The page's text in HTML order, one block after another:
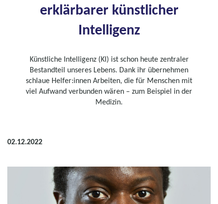
erklärbarer künstlicher
Intelligenz
Künstliche Intelligenz (KI) ist schon heute zentraler
Bestandteil unseres Lebens. Dank ihr übernehmen
schlaue Helfer:innen Arbeiten, die für Menschen mit
viel Aufwand verbunden wären – zum Beispiel in der
Medizin.
02.12.2022